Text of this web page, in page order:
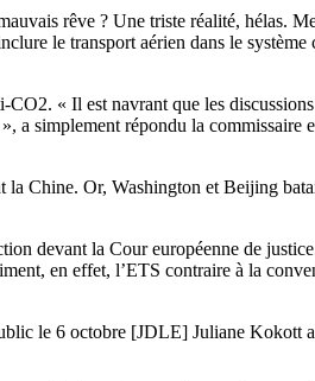
rêve ? Une triste réalité, hélas.
le transport aérien dans le système
« Il est navrant que les
a simplement répondu la commissaire
la Chine. Or, Washington et Beijing
devant la Cour européenne de
en effet, l’ETS contraire à la
le 6 octobre [JDLE] Juliane Kokott